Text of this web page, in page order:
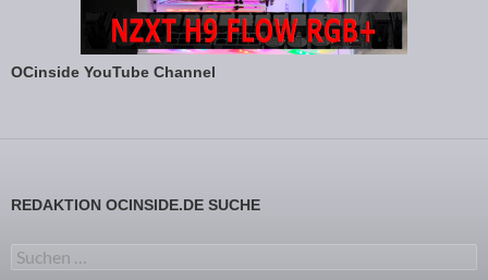
OCinside YouTube Channel
REDAKTION OCINSIDE.DE SUCHE
Suchen nach: